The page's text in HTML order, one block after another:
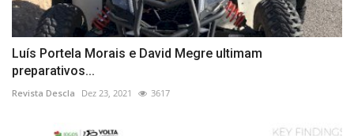
Luís Portela Morais e David Megre ultimam
preparativos...
Revista Descla Dez 23, 2021 3617